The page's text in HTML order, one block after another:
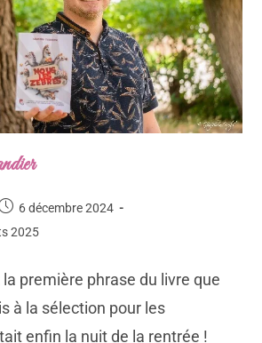
6 décembre 2024
2025
première phrase du livre que
à la sélection pour les
enfin la nuit de la rentrée !